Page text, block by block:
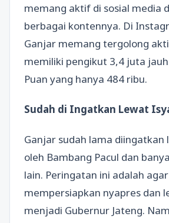
memang aktif di sosial media
berbagai kontennya. Di
Ganjar memang tergolong
memiliki pengikut 3,4 juta
Puan yang hanya 484 ribu.
Sudah di Ingatkan Lewat
Ganjar sudah lama diingatkan
oleh Bambang Pacul dan
lain. Peringatan ini adalah
mempersiapkan nyapres dan
menjadi Gubernur Jateng.